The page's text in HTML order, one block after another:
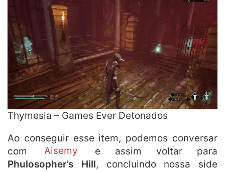
Thymesia – Games Ever Detonados
Ao conseguir esse item, podemos conversar
com
Aisemy
e assim voltar para
Phulosopher’s Hill, concluindo nossa side